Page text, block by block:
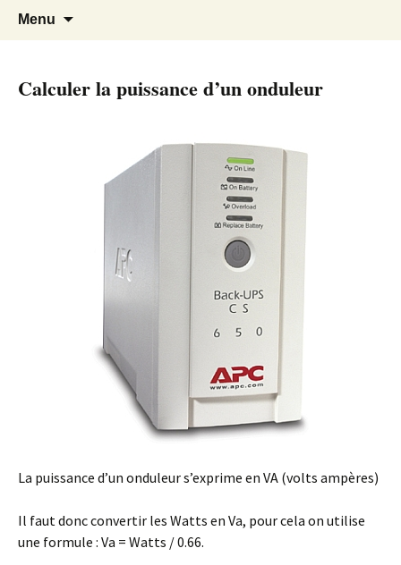
Christian Pc
Cours Dépannages informatique
Interventions rapides création de sites
Menu
Calculer la puissance d’un onduleur
La puissance d’un onduleur s’exprime en VA (volts ampères)
Il faut donc convertir les Watts en Va, pour cela on utilise
une formule : Va = Watts / 0.66.